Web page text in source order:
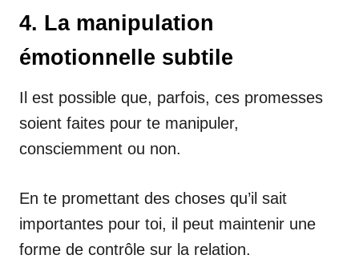
4. La manipulation
émotionnelle subtile
Il est possible que, parfois, ces promesses
soient faites pour te manipuler,
consciemment ou non.
En te promettant des choses qu’il sait
importantes pour toi, il peut maintenir une
forme de contrôle sur la relation.